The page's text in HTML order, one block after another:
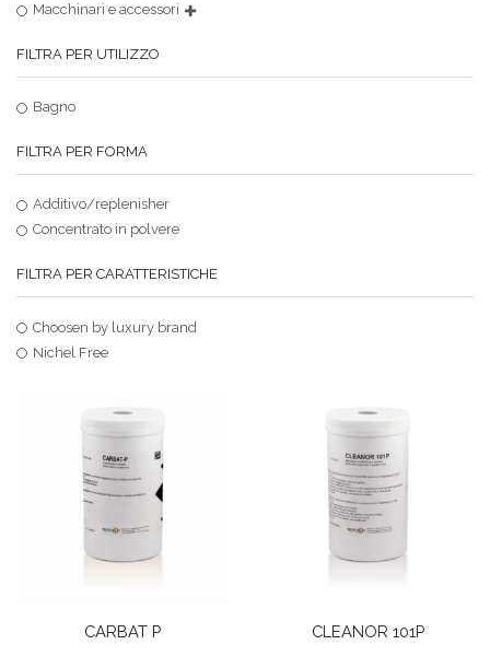
CARBAT P CLEANOR 101P
Macchinari e accessori
FILTRA PER UTILIZZO
Bagno
FILTRA PER FORMA
Additivo/replenisher
Concentrato in polvere
FILTRA PER CARATTERISTICHE
Choosen by luxury brand
Nichel Free